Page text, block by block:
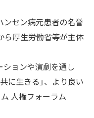
ンセン病元患者の名誉
ら厚生労働省等が主体
ョンや演劇を通し
に生きる」、より良い
人権フォーラム